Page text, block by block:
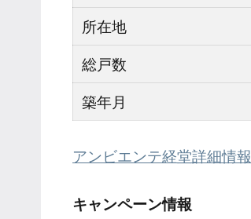
所在地
総戸数
築年月
アンビエンテ経堂詳細情報
キャンペーン情報